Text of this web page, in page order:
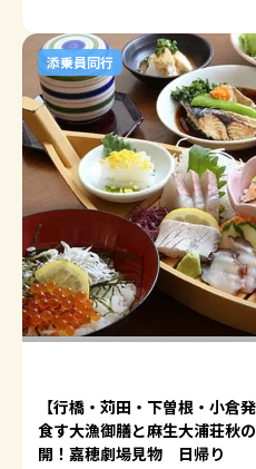
添乗員同行
【行橋・苅田・下曽根・小倉
食す大漁御膳と麻生大浦荘秋
開！嘉穂劇場見物 日帰り